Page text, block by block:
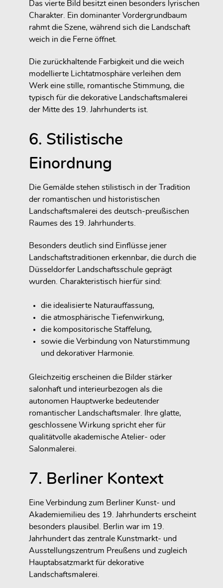
Das vierte Bild besitzt einen besonders lyrischen
Charakter. Ein dominanter Vordergrundbaum
rahmt die Szene, während sich die Landschaft
weich in die Ferne öffnet.
Die zurückhaltende Farbigkeit und die weich
modellierte Lichtatmosphäre verleihen dem
Werk eine stille, romantische Stimmung, die
typisch für die dekorative Landschaftsmalerei
der Mitte des 19. Jahrhunderts ist.
6. Stilistische
Einordnung
Die Gemälde stehen stilistisch in der Tradition
der romantischen und historistischen
Landschaftsmalerei des deutsch-preußischen
Raumes des 19. Jahrhunderts.
Besonders deutlich sind Einflüsse jener
Landschaftstraditionen erkennbar, die durch die
Düsseldorfer Landschaftsschule geprägt
wurden. Charakteristisch hierfür sind:
die idealisierte Naturauffassung,
die atmosphärische Tiefenwirkung,
die kompositorische Staffelung,
sowie die Verbindung von Naturstimmung
und dekorativer Harmonie.
Gleichzeitig erscheinen die Bilder stärker
salonhaft und interieurbezogen als die
autonomen Hauptwerke bedeutender
romantischer Landschaftsmaler. Ihre glatte,
geschlossene Wirkung spricht eher für
qualitätvolle akademische Atelier- oder
Salonmalerei.
7. Berliner Kontext
Eine Verbindung zum Berliner Kunst- und
Akademiemilieu des 19. Jahrhunderts erscheint
besonders plausibel. Berlin war im 19.
Jahrhundert das zentrale Kunstmarkt- und
Ausstellungszentrum Preußens und zugleich
Hauptabsatzmarkt für dekorative
Landschaftsmalerei.